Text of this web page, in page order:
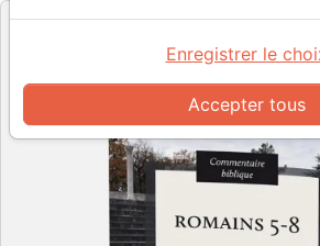
Accepter tous
Enregistrer le